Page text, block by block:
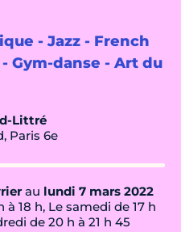
- Jazz - French
Gym-danse - Art du
Littré
Paris 6e
au lundi 7 mars 2022
18 h, Le samedi de 17 h
de 20 h à 21 h 45